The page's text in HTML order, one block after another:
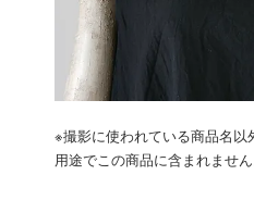
※撮影に使われている商品名以
用途でこの商品に含まれません